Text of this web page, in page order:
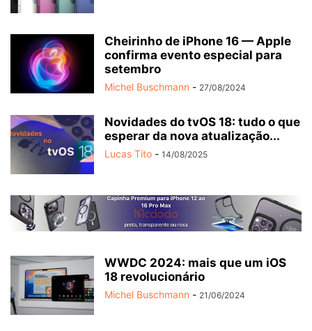
Cheirinho de iPhone 16 — Apple
confirma evento especial para
setembro
Michel Buschmann - 27/08/2024
Novidades do tvOS 18: tudo o que
esperar da nova atualização...
Lucas Tito - 14/08/2025
WWDC 2024: mais que um iOS
18 revolucionário
Michel Buschmann - 21/06/2024